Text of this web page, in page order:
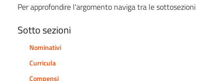
Personale non a tempo indeterminato
Tassi di assenza
Incarichi conferiti e autorizzati ai dipendenti (dirigenti
Per approfondire l'argomento naviga tra le sottosezioni
Sotto sezioni
Nominativi
Curricula
Compensi